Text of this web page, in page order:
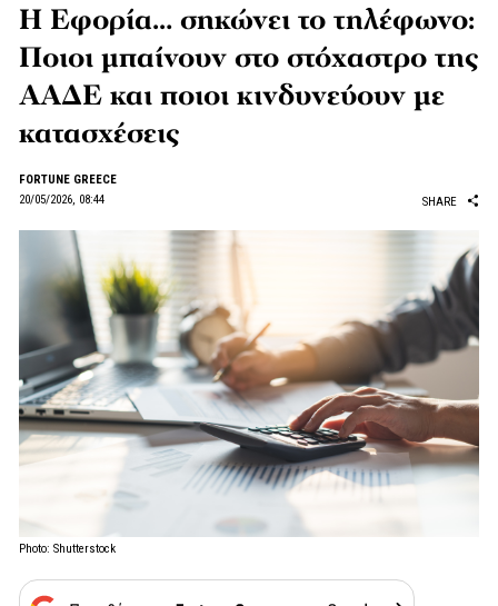
Η Εφορία… σηκώνει το τηλέφωνο:
Ποιοι μπαίνουν στο στόχαστρο της
ΑΑΔΕ και ποιοι κινδυνεύουν με
κατασχέσεις
FORTUNE GREECE
20/05/2026, 08:44
SHARE
Photo: Shutterstock